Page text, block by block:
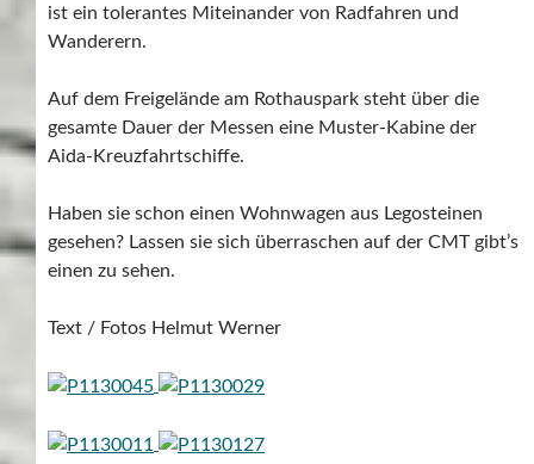
ist ein tolerantes Miteinander von Radfahren und
Wanderern.
Auf dem Freigelände am Rothauspark steht über die
gesamte Dauer der Messen eine Muster-Kabine der
Aida-Kreuzfahrtschiffe.
Haben sie schon einen Wohnwagen aus Legosteinen
gesehen? Lassen sie sich überraschen auf der CMT gibt’s
einen zu sehen.
Text / Fotos Helmut Werner